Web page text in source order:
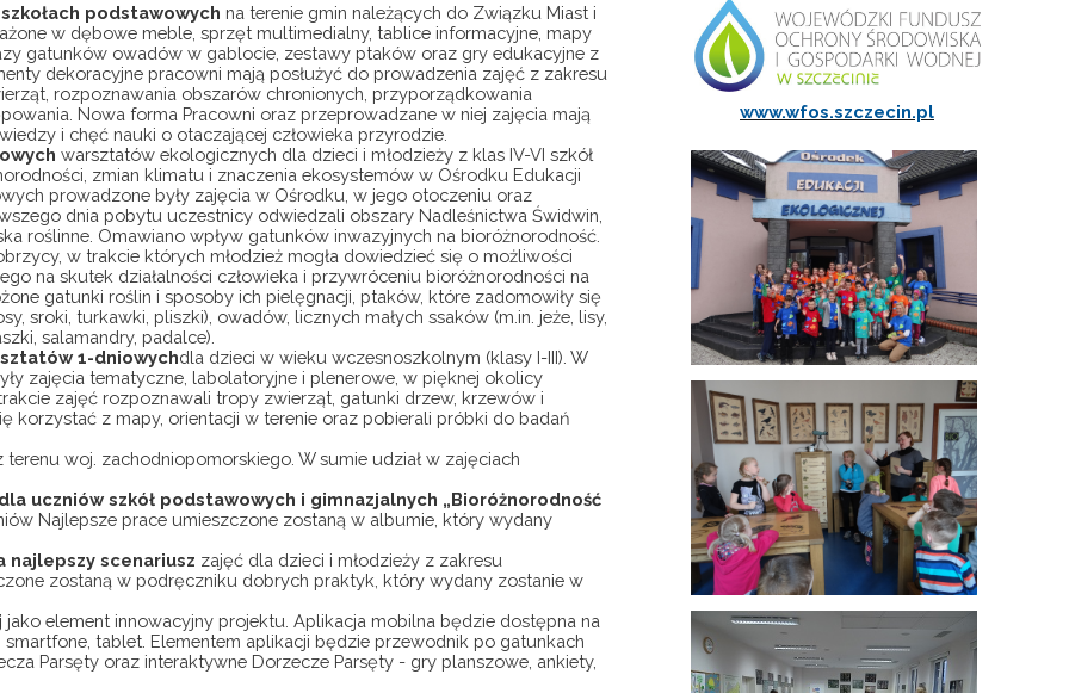
podstawowych na terenie gmin należących do Związku Miast i
w dębowe meble, sprzęt multimedialny, tablice informacyjne, mapy
gatunków owadów w gablocie, zestawy ptaków oraz gry edukacyjne z
dekoracyjne pracowni mają posłużyć do prowadzenia zajęć z zakresu
rozpoznawania obszarów chronionych, przyporządkowania
Nowa forma Pracowni oraz przeprowadzane w niej zajęcia mają
i chęć nauki o otaczającej człowieka przyrodzie.
warsztatów ekologicznych dla dzieci i młodzieży z klas IV-VI szkół
zmian klimatu i znaczenia ekosystemów w Ośrodku Edukacji
prowadzone były zajęcia w Ośrodku, w jego otoczeniu oraz
dnia pobytu uczestnicy odwiedzali obszary Nadleśnictwa Świdwin,
roślinne. Omawiano wpływ gatunków inwazyjnych na bioróżnorodność.
w trakcie których młodzież mogła dowiedzieć się o możliwości
na skutek działalności człowieka i przywróceniu bioróżnorodności na
gatunki roślin i sposoby ich pielęgnacji, ptaków, które zadomowiły się
sroki, turkawki, pliszki), owadów, licznych małych ssaków (m.in. jeże, lisy,
salamandry, padalce).
1-dniowychdla dzieci w wieku wczesnoszkolnym (klasy I-III). W
zajęcia tematyczne, labolatoryjne i plenerowe, w pięknej okolicy
zajęć rozpoznawali tropy zwierząt, gatunki drzew, krzewów i
korzystać z mapy, orientacji w terenie oraz pobierali próbki do badań
woj. zachodniopomorskiego. W sumie udział w zajęciach
uczniów szkół podstawowych i gimnazjalnych „Bioróżnorodność
Najlepsze prace umieszczone zostaną w albumie, który wydany
najlepszy scenariusz zajęć dla dzieci i młodzieży z zakresu
zostaną w podręczniku dobrych praktyk, który wydany zostanie w
jako element innowacyjny projektu. Aplikacja mobilna będzie dostępna na
tablet. Elementem aplikacji będzie przewodnik po gatunkach
Parsęty oraz interaktywne Dorzecze Parsęty - gry planszowe, ankiety,
www.wfos.szczecin.pl